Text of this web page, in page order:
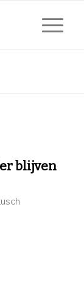
blijven